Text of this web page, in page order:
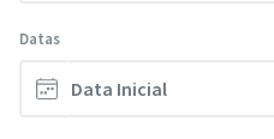
Datas